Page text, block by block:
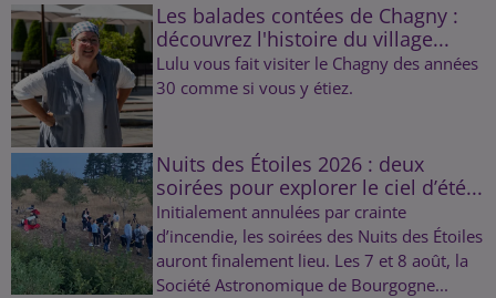
Les balades contées de Chagny :
découvrez l'histoire du village...
Lulu vous fait visiter le Chagny des années
30 comme si vous y étiez.
Nuits des Étoiles 2026 : deux
soirées pour explorer le ciel d’été...
Initialement annulées par crainte
d’incendie, les soirées des Nuits des Étoiles
auront finalement lieu. Les 7 et 8 août, la
Société Astronomique de Bourgogne...